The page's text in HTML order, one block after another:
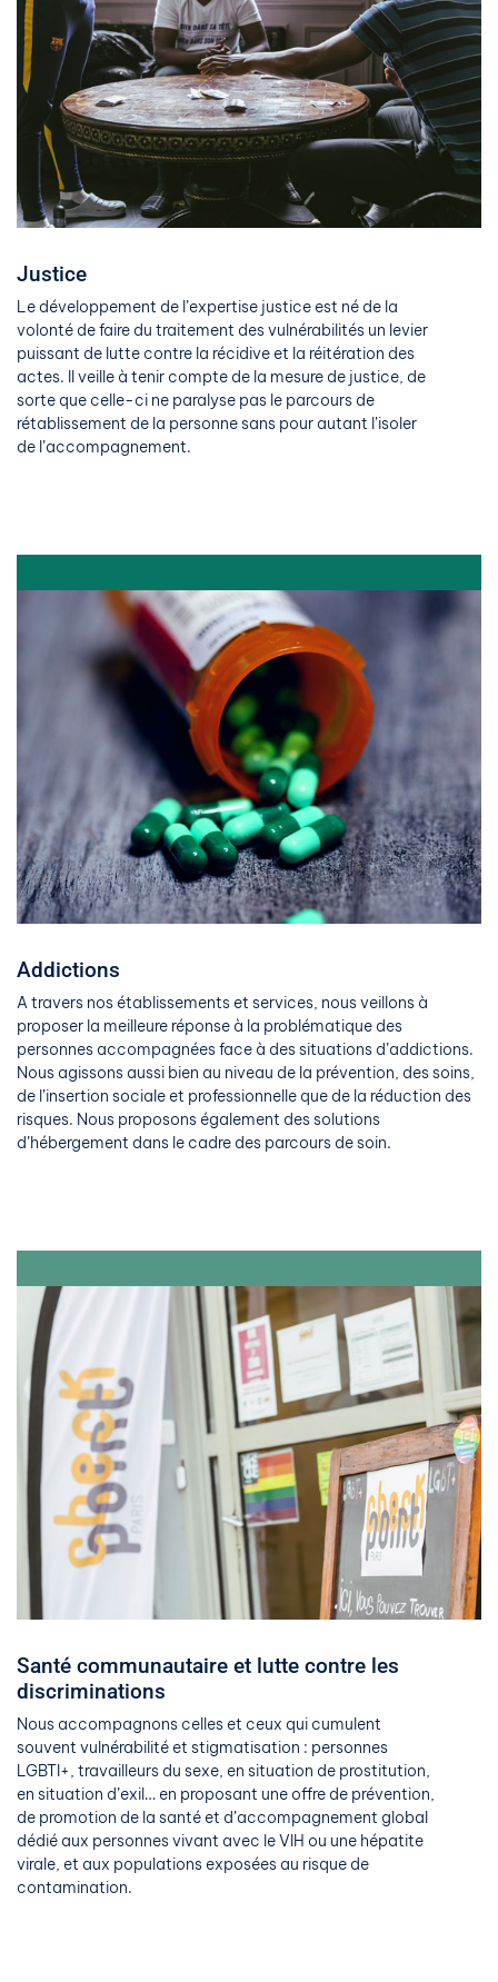
Justice
Le développement de l’expertise justice est né de la
volonté de faire du traitement des vulnérabilités un levier
puissant de lutte contre la récidive et la réitération des
actes. Il veille à tenir compte de la mesure de justice, de
sorte que celle-ci ne paralyse pas le parcours de
rétablissement de la personne sans pour autant l’isoler
de l’accompagnement.
Addictions
A travers nos établissements et services, nous veillons à
proposer la meilleure réponse à la problématique des
personnes accompagnées face à des situations d’addictions.
Nous agissons aussi bien au niveau de la prévention, des soins,
de l’insertion sociale et professionnelle que de la réduction des
risques. Nous proposons également des solutions
d’hébergement dans le cadre des parcours de soin.
Santé communautaire et lutte contre les
discriminations
Nous accompagnons celles et ceux qui cumulent
souvent vulnérabilité et stigmatisation : personnes
LGBTI+, travailleurs du sexe, en situation de prostitution,
en situation d’exil… en proposant une offre de prévention,
de promotion de la santé et d’accompagnement global
dédié aux personnes vivant avec le VIH ou une hépatite
virale, et aux populations exposées au risque de
contamination.